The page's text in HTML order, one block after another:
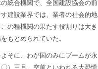
統合機関で、全国建設協会の前
建設業界では、業者の社会的地
の種機関の果たす役割りは大き
もとめられていた。
そに、わが国のみにブームが永
）三月、空前といわれる大恐慌